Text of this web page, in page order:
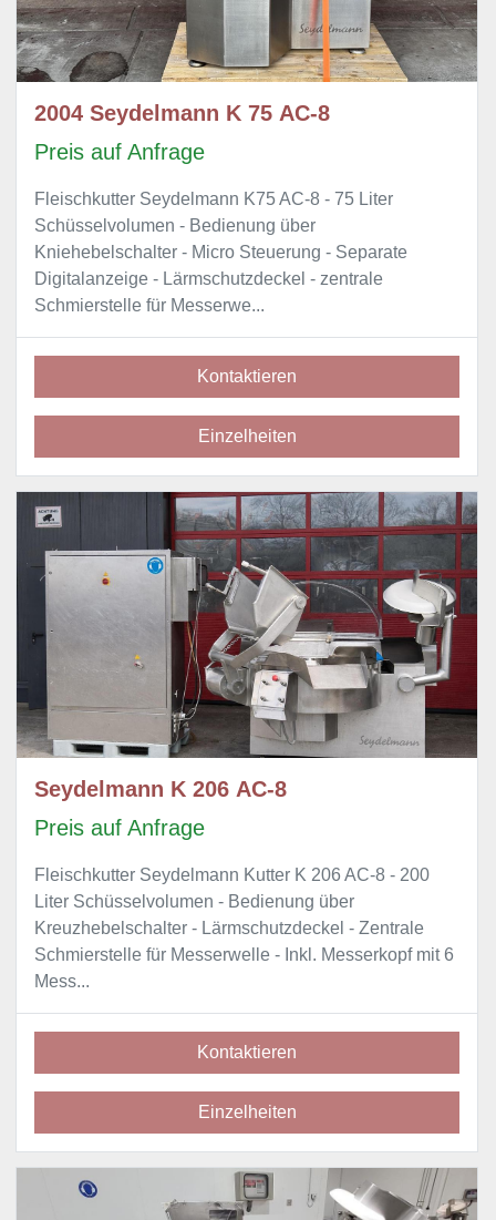
2004 Seydelmann K 75 AC-8
Preis auf Anfrage
Fleischkutter Seydelmann K75 AC-8 - 75 Liter
Schüsselvolumen - Bedienung über
Kniehebelschalter - Micro Steuerung - Separate
Digitalanzeige - Lärmschutzdeckel - zentrale
Schmierstelle für Messerwe...
Kontaktieren
Einzelheiten
Seydelmann K 206 AC-8
Preis auf Anfrage
Fleischkutter Seydelmann Kutter K 206 AC-8 - 200
Liter Schüsselvolumen - Bedienung über
Kreuzhebelschalter - Lärmschutzdeckel - Zentrale
Schmierstelle für Messerwelle - Inkl. Messerkopf mit 6
Mess...
Kontaktieren
Einzelheiten